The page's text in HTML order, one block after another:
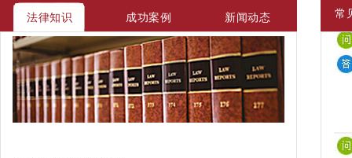
法律知识 成功案例 新闻动态 常